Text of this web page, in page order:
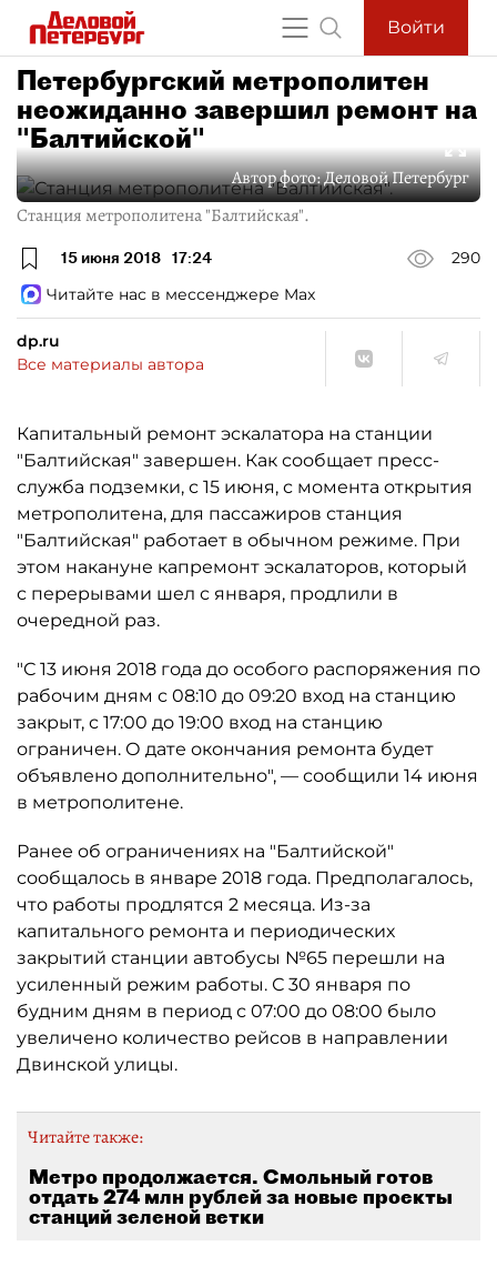
Войти
Петербургский метрополитен
неожиданно завершил ремонт на
"Балтийской"
Автор фото:Деловой Петербург
Станция метрополитена "Балтийская".
15 июня 2018 17:24
290
Читайте нас в мессенджере Max
dp.ru
Все материалы автора
Капитальный ремонт эскалатора на станции
"Балтийская" завершен. Как сообщает пресс-
служба подземки, с 15 июня, с момента открытия
метрополитена, для пассажиров станция
"Балтийская" работает в обычном режиме. При
этом накануне капремонт эскалаторов, который
с перерывами шел с января, продлили в
очередной раз.
"С 13 июня 2018 года до особого распоряжения по
рабочим дням с 08:10 до 09:20 вход на станцию
закрыт, с 17:00 до 19:00 вход на станцию
ограничен. О дате окончания ремонта будет
объявлено дополнительно", — сообщили 14 июня
в метрополитене.
Ранее об ограничениях на "Балтийской"
сообщалось в январе 2018 года. Предполагалось,
что работы продлятся 2 месяца. Из-за
капитального ремонта и периодических
закрытий станции автобусы №65 перешли на
усиленный режим работы. С 30 января по
будним дням в период с 07:00 до 08:00 было
увеличено количество рейсов в направлении
Двинской улицы.
Читайте также:
Метро продолжается. Смольный готов
отдать 274 млн рублей за новые проекты
станций зеленой ветки